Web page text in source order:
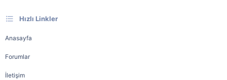
Hızlı Linkler
Anasayfa
Forumlar
İletişim